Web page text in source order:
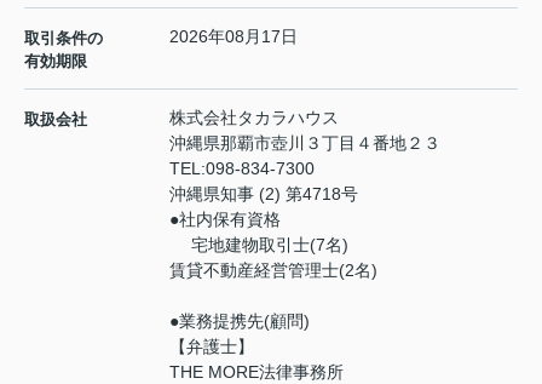
取引条件の
有効期限
2026年08月17日
取扱会社
株式会社タカラハウス
沖縄県那覇市壺川３丁目４番地２３
TEL:098-834-7300
沖縄県知事 (2) 第4718号
●社内保有資格
宅地建物取引士(7名)
賃貸不動産経営管理士(2名)
●業務提携先(顧問)
【弁護士】
THE MORE法律事務所